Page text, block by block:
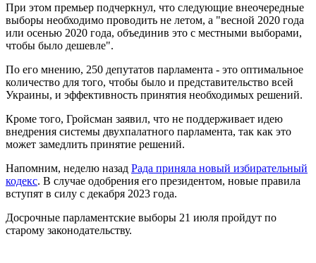
При этом премьер подчеркнул, что следующие внеочередные
выборы необходимо проводить не летом, а "весной 2020 года
или осенью 2020 года, объединив это с местными выборами,
чтобы было дешевле".
По его мнению, 250 депутатов парламента - это оптимальное
количество для того, чтобы было и представительство всей
Украины, и эффективность принятия необходимых решений.
Кроме того, Гройсман заявил, что не поддерживает идею
внедрения системы двухпалатного парламента, так как это
может замедлить принятие решений.
Напомним, неделю назад Рада приняла новый избирательный
кодекс. В случае одобрения его президентом, новые правила
вступят в силу с декабря 2023 года.
Досрочные парламентские выборы 21 июля пройдут по
старому законодательству.